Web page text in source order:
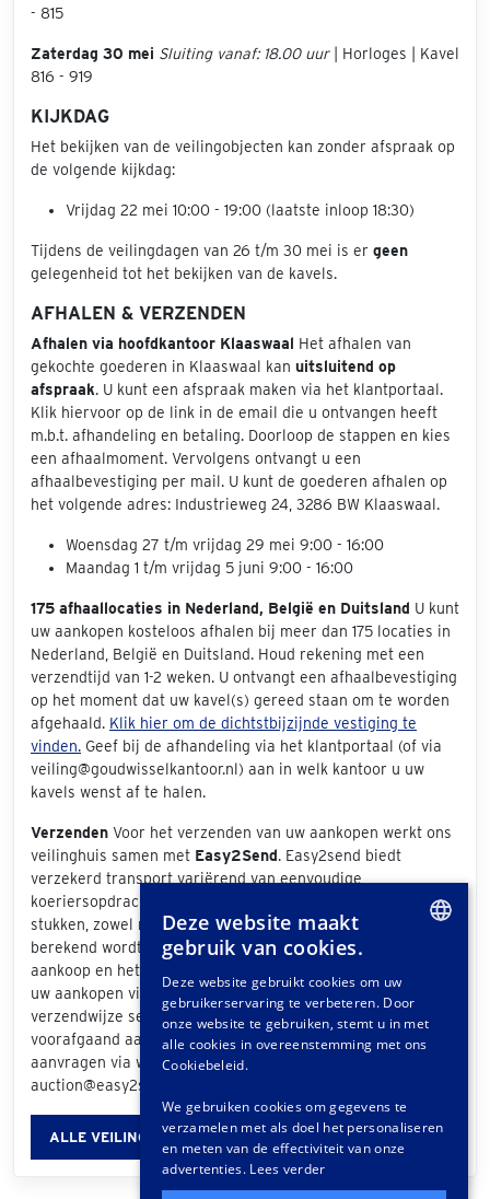
- 815
Zaterdag 30 mei Sluiting vanaf: 18.00 uur| Horloges | Kavel
816 - 919
KIJKDAG
Het bekijken van de veilingobjecten kan zonder afspraak op
de volgende kijkdag:
Vrijdag 22 mei 10:00 - 19:00 (laatste inloop 18:30)
Tijdens de veilingdagen van 26 t/m 30 mei is er geen
gelegenheid tot het bekijken van de kavels.
AFHALEN & VERZENDEN
Afhalen via hoofdkantoor Klaaswaal Het afhalen van
gekochte goederen in Klaaswaal kan uitsluitend op
afspraak. U kunt een afspraak maken via het klantportaal.
Klik hiervoor op de link in de email die u ontvangen heeft
m.b.t. afhandeling en betaling. Doorloop de stappen en kies
een afhaalmoment. Vervolgens ontvangt u een
afhaalbevestiging per mail. U kunt de goederen afhalen op
het volgende adres: Industrieweg 24, 3286 BW Klaaswaal.
Woensdag 27 t/m vrijdag 29 mei 9:00 - 16:00
Maandag 1 t/m vrijdag 5 juni 9:00 - 16:00
175 afhaallocaties in Nederland, België en Duitsland U kunt
uw aankopen kosteloos afhalen bij meer dan 175 locaties in
Nederland, België en Duitsland. Houd rekening met een
verzendtijd van 1-2 weken. U ontvangt een afhaalbevestiging
op het moment dat uw kavel(s) gereed staan om te worden
afgehaald. Klik hier om de dichtstbijzijnde vestiging te
vinden. Geef bij de afhandeling via het klantportaal (of via
veiling@goudwisselkantoor.nl) aan in welk kantoor u uw
kavels wenst af te halen.
Verzenden Voor het verzenden van uw aankopen werkt ons
veilinghuis samen met Easy2Send. Easy2send biedt
verzekerd transport variërend van eenvoudige
koeriersopdrachten tot het vervoeren van exclusieve
stukken, zowel nationaal als internationaal. De prijs die
berekend wordt is afhankelijk van de grootte van uw
aankoop en het bezorgadres. Als u bij de afhandeling van
uw aankopen via het klantportaal "Easy2Send" als
verzendwijze selecteert, ontvangt u een offerte. Ook
voorafgaand aan de veiling kunt u vrijblijvend een offerte
aanvragen via www.easy2send.nl/veilingen |
auction@easy2send.nl | Telefoon: (+31) 88 330 0999.
ALLE VEILINGINFORMATIE
GERMAN
FRENCH
Deze website maakt
gebruik van cookies.
Deze website gebruikt cookies om uw
gebruikerservaring te verbeteren. Door
onze website te gebruiken, stemt u in met
alle cookies in overeenstemming met ons
Cookiebeleid.
We gebruiken cookies om gegevens te
verzamelen met als doel het personaliseren
en meten van de effectiviteit van onze
advertenties. Lees verder